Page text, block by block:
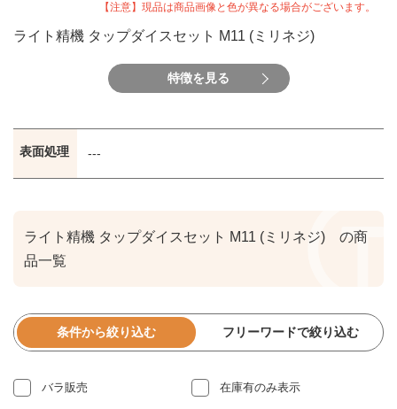
【注意】現品は商品画像と色が異なる場合がございます。
ライト精機 タップダイスセット M11 (ミリネジ)
特徴を見る
表面処理 ---
ライト精機 タップダイスセット M11 (ミリネジ) の商
品一覧
条件から絞り込む フリーワードで絞り込む
バラ販売 在庫有のみ表示